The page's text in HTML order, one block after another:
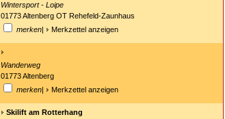
Wintersport - Loipe
01773 Altenberg OT Rehefeld-Zaunhaus
merken| Merkzettel anzeigen
Wanderweg
01773 Altenberg
merken| Merkzettel anzeigen
Skilift am Rotterhang